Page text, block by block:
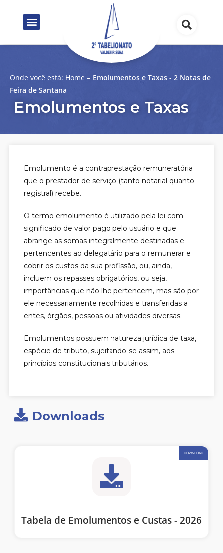
Onde você está: Home – Emolumentos e Taxas - 2 Notas de
Feira de Santana
Emolumentos e Taxas
Emolumento é a contraprestação remuneratória
que o prestador de serviço (tanto notarial quanto
registral) recebe.
O termo emolumento é utilizado pela lei com
significado de valor pago pelo usuário e que
abrange as somas integralmente destinadas e
pertencentes ao delegatário para o remunerar e
cobrir os custos da sua profissão, ou, ainda,
incluem os repasses obrigatórios, ou seja,
importâncias que não lhe pertencem, mas são por
ele necessariamente recolhidas e transferidas a
entes, órgãos, pessoas ou atividades diversas.
Emolumentos possuem natureza jurídica de taxa,
espécie de tributo, sujeitando-se assim, aos
princípios constitucionais tributários.
Downloads
Tabela de Emolumentos e Custas - 2026
DOWNLOAD